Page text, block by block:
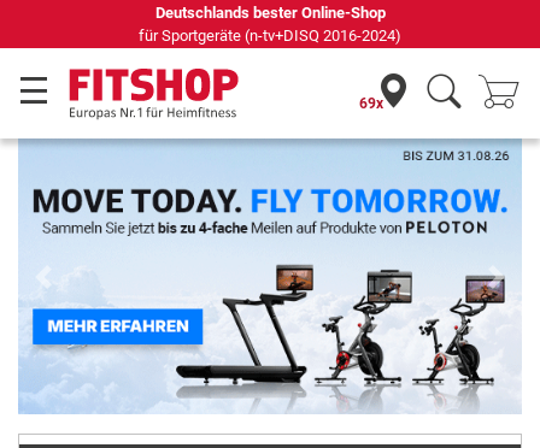
69 Fachmärkte vor Ort mit 75 eigenen Servicetechnikern
69x
Previous Next